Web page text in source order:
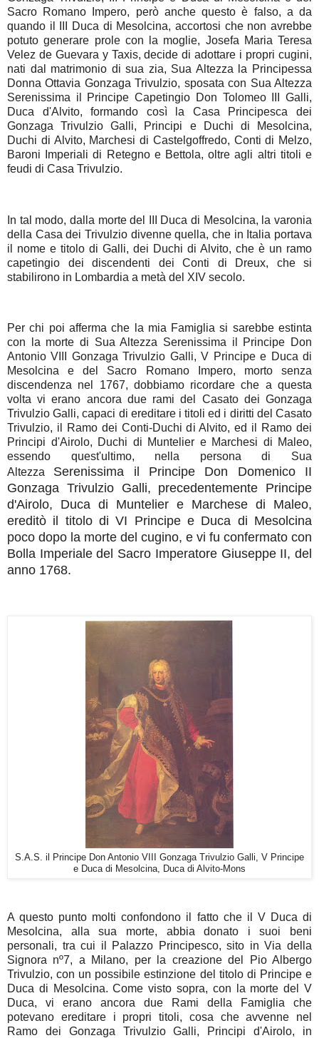
Sacro Romano Impero, però anche questo è falso, a da
quando il III Duca di Mesolcina, accortosi che non avrebbe
potuto generare prole con la moglie, Josefa Maria Teresa
Velez de Guevara y Taxis, decide di adottare i propri cugini,
nati dal matrimonio di sua zia, Sua Altezza la Principessa
Donna Ottavia Gonzaga Trivulzio, sposata con Sua Altezza
Serenissima il Principe Capetingio Don Tolomeo III Galli,
Duca d'Alvito, formando così la Casa Principesca dei
Gonzaga Trivulzio Galli, Principi e Duchi di Mesolcina,
Duchi di Alvito, Marchesi di Castelgoffredo, Conti di Melzo,
Baroni Imperiali di Retegno e Bettola, oltre agli altri titoli e
feudi di Casa Trivulzio.
In tal modo, dalla morte del III Duca di Mesolcina, la varonia
della Casa dei Trivulzio divenne quella, che in Italia portava
il nome e titolo di Galli, dei Duchi di Alvito, che è un ramo
capetingio dei discendenti dei Conti di Dreux, che si
stabilirono in Lombardia a metà del XIV secolo.
Per chi poi afferma che la mia Famiglia si sarebbe estinta
con la morte di Sua Altezza Serenissima il Principe Don
Antonio VIII Gonzaga Trivulzio Galli, V Principe e Duca di
Mesolcina e del Sacro Romano Impero, morto senza
discendenza nel 1767, dobbiamo ricordare che a questa
volta vi erano ancora due rami del Casato dei Gonzaga
Trivulzio Galli, capaci di ereditare i titoli ed i diritti del Casato
Trivulzio, il Ramo dei Conti-Duchi di Alvito, ed il Ramo dei
Principi d'Airolo, Duchi di Muntelier e Marchesi di Maleo,
essendo quest'ultimo, nella persona di Sua
Altezza Serenissima il Principe Don Domenico II
Gonzaga Trivulzio Galli, precedentemente Principe
d'Airolo, Duca di Muntelier e Marchese di Maleo,
ereditò il titolo di VI Principe e Duca di Mesolcina
poco dopo la morte del cugino, e vi fu confermato con
Bolla Imperiale del Sacro Imperatore Giuseppe II, del
anno 1768.
S.A.S. il Principe Don Antonio VIII Gonzaga Trivulzio Galli, V Principe
e Duca di Mesolcina, Duca di Alvito-Mons
A questo punto molti confondono il fatto che il V Duca di
Mesolcina, alla sua morte, abbia donato i suoi beni
personali, tra cui il Palazzo Principesco, sito in Via della
Signora nº7, a Milano, per la creazione del Pio Albergo
Trivulzio, con un possibile estinzione del titolo di Principe e
Duca di Mesolcina. Come visto sopra, con la morte del V
Duca, vi erano ancora due Rami della Famiglia che
potevano ereditare i propri titoli, cosa che avvenne nel
Ramo dei Gonzaga Trivulzio Galli, Principi d'Airolo, in